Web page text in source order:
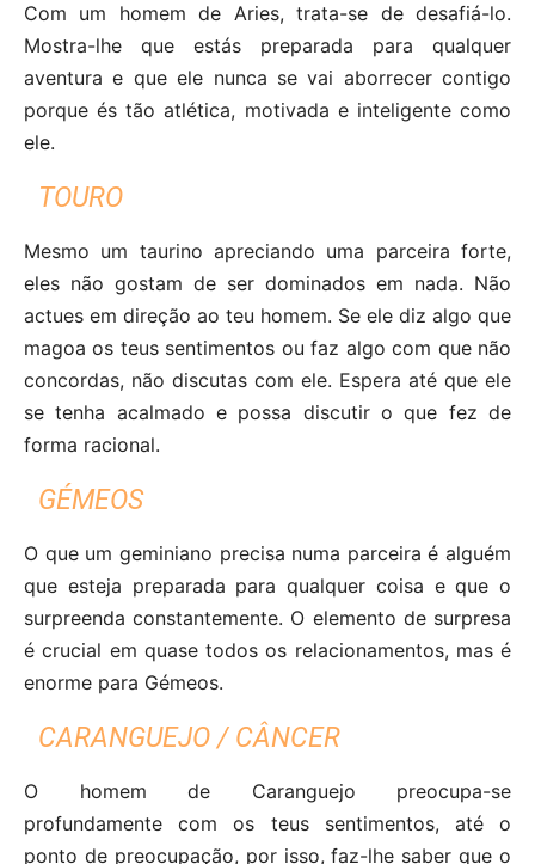
Com um homem de Aries, trata-se de desafiá-lo.
Mostra-lhe que estás preparada para qualquer
aventura e que ele nunca se vai aborrecer contigo
porque és tão atlética, motivada e inteligente como
ele.
TOURO
Mesmo um taurino apreciando uma parceira forte,
eles não gostam de ser dominados em nada. Não
actues em direção ao teu homem. Se ele diz algo que
magoa os teus sentimentos ou faz algo com que não
concordas, não discutas com ele. Espera até que ele
se tenha acalmado e possa discutir o que fez de
forma racional.
GÉMEOS
O que um geminiano precisa numa parceira é alguém
que esteja preparada para qualquer coisa e que o
surpreenda constantemente. O elemento de surpresa
é crucial em quase todos os relacionamentos, mas é
enorme para Gémeos.
CARANGUEJO / CÂNCER
O homem de Caranguejo preocupa-se
profundamente com os teus sentimentos, até o
ponto de preocupação, por isso, faz-lhe saber que o